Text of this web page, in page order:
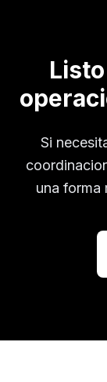
Si
una forma